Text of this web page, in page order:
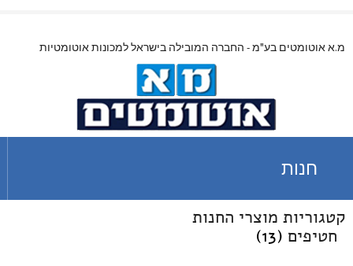
מ.א אוטומטים בע"מ - החברה המובילה בישראל למכונות אוטומטיות
חנות
קטגוריות מוצרי החנות
חטיפים (13)